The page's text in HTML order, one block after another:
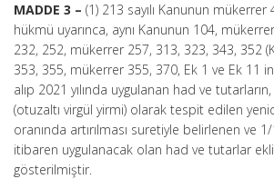
MADDE 3 – (1) 213 sayılı Kanunun
hükmü uyarınca, aynı Kanunun 104,
232, 252, mükerrer 257, 313, 323, 343, 352
353, 355, mükerrer 355, 370, Ek 1 ve Ek 11
alıp 2021 yılında uygulanan had ve
(otuzaltı virgül yirmi) olarak tespit edilen
oranında artırılması suretiyle belirlenen ve
itibaren uygulanacak olan had ve tutarlar
gösterilmiştir.